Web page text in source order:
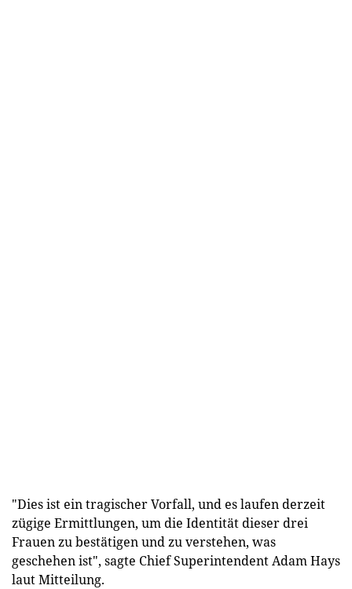
"Dies ist ein tragischer Vorfall, und es laufen derzeit
zügige Ermittlungen, um die Identität dieser drei
Frauen zu bestätigen und zu verstehen, was
geschehen ist", sagte Chief Superintendent Adam Hays
laut Mitteilung.